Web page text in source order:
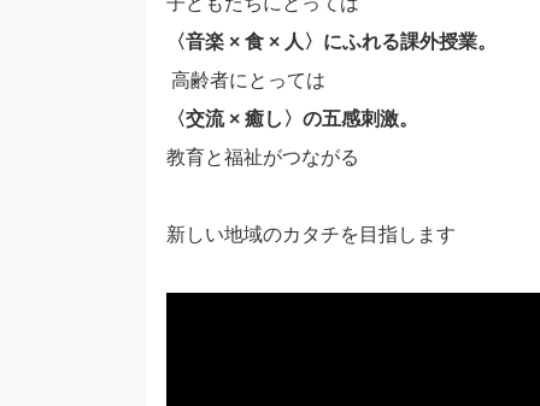
〈音楽 × 食 × 人〉にふれる課外授業。
‍ 高齢者にとっては
〈交流 × 癒し〉の五感刺激。
教育と福祉がつながる
新しい地域のカタチを目指します